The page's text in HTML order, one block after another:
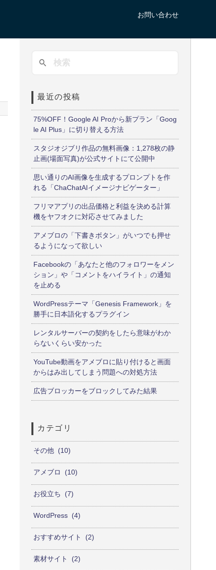
お問い合わせ
最近の投稿
75%OFF！Google AI Proから新プラン「Goog
le AI Plus」に切り替える方法
スタジオジブリ作品の無料画像：1,278枚の静
止画(場面写真)が公式サイトにて公開中
思い通りのAI画像を生成するプロンプトを作
れる「ChaChatAIイメージナビゲーター」
フリマアプリの出品価格と利益を決める計算
機をヤフオクに対応させてみました
アメブロの「下書きボタン」がいつでも押せ
るようになって欲しい
Facebookの「あなたと他のフォロワーをメン
ション」や「コメントをハイライト」の通知
を止める
WordPressテーマ「Genesis Framework」を
勝手に日本語化するプラグイン
レンタルサーバーの契約をしたら意味がわか
らないくらい安かった
YouTube動画をアメブロに貼り付けると画面
からはみ出してしまう問題への対処方法
広告ブロッカーをブロックしてみた結果
カテゴリ
その他 10
アメブロ 10
お役立ち 7
WordPress 4
おすすめサイト 2
素材サイト 2